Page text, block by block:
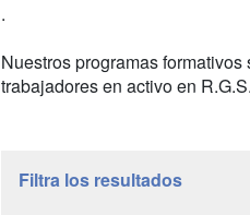
.
Nuestros programas formativos
trabajadores en activo en
Filtra los resultados